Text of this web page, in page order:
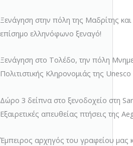
Ξενάγηση στην πόλη της Μαδρίτης
επίσημο ελληνόφωνο ξεναγό!
Ξενάγηση στο Τολέδο, την πόλη
Πολιτιστικής Κληρονομιάς της Unesco
Δώρο 3 δείπνα στο ξενοδοχείο στη
Εξαιρετικές απευθείας πτήσεις της
Έμπειρος αρχηγός του γραφείου μας